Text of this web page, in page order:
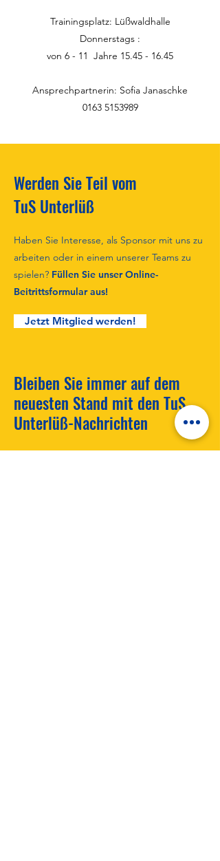
Trainingsplatz: Lüßwaldhalle
Donnerstags :
von 6 - 11 Jahre 15.45 - 16.45
Ansprechpartnerin: Sofia Janaschke
0163 5153989
Werden Sie Teil vom
TuS Unterlüß
Haben Sie Interesse, als Sponsor mit uns zu
arbeiten oder in einem unserer Teams zu
spielen? Füllen Sie unser Online-
Beitrittsformular aus!
Jetzt Mitglied werden!
Bleiben Sie immer auf dem
neuesten Stand mit den TuS
Unterlüß-Nachrichten